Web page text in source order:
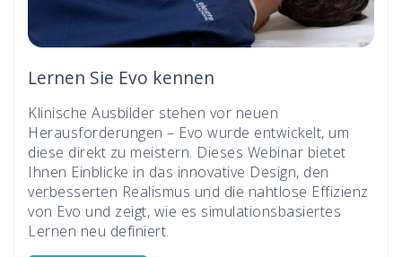
Lernen Sie Evo kennen
Klinische Ausbilder stehen vor neuen
Herausforderungen – Evo wurde entwickelt, um
diese direkt zu meistern. Dieses Webinar bietet
Ihnen Einblicke in das innovative Design, den
verbesserten Realismus und die nahtlose Effizienz
von Evo und zeigt, wie es simulationsbasiertes
Lernen neu definiert.